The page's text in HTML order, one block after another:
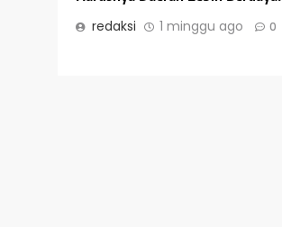
redaksi 1 minggu ago 0